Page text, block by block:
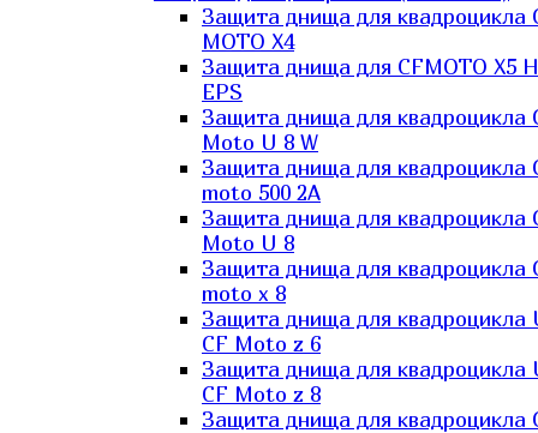
Защита днища для квадроцикла
MOTO X4
Защита днища для CFMOTO X5
EPS
Защита днища для квадроцикла
Moto U 8 W
Защита днища для квадроцикла
moto 500 2A
Защита днища для квадроцикла
Moto U 8
Защита днища для квадроцикла
moto x 8
Защита днища для квадроцикла
CF Moto z 6
Защита днища для квадроцикла
CF Moto z 8
Защита днища для квадроцикла